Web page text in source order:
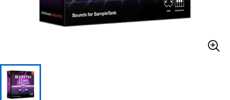
アンプ エフェクター